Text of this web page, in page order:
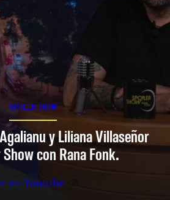
SPOILER SHOW
y Liliana Villaseñor
con Rana Fonk.
en Youtube